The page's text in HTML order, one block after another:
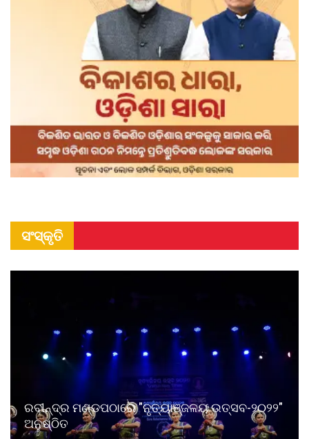
ସଂସ୍କୃତି
ରବୀନ୍ଦ୍ର ମଣ୍ଡପଠାରେ "ନୃତ୍ୟାଞ୍ଜଳୟ ଉତ୍ସବ-୨୦୨୨"
ଅନୁଷ୍ଠିତ